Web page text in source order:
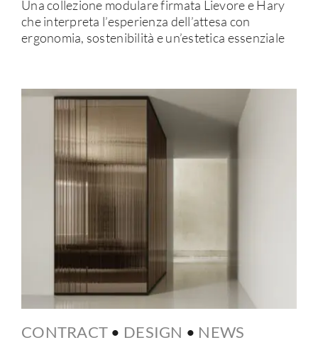
Una collezione modulare firmata Lievore e Hary
che interpreta l’esperienza dell’attesa con
ergonomia, sostenibilità e un’estetica essenziale
CONTRACT • DESIGN • NEWS